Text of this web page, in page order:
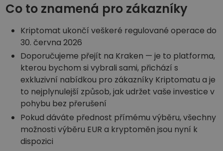
Co to znamená pro zákazníky
Kriptomat ukončí veškeré regulované operace do
30. června 2026
Doporučujeme přejít na Kraken — je to platforma,
kterou bychom si vybrali sami, přichází s
exkluzivní nabídkou pro zákazníky Kriptomatu a je
to nejplynulejší způsob, jak udržet vaše investice v
pohybu bez přerušení
Pokud dáváte přednost přímému výběru, všechny
možnosti výběru EUR a kryptoměn jsou nyní k
dispozici